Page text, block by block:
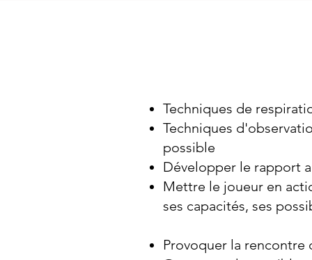
Techniques de
Techniques
possible
Développer le rapport
Mettre le joueur en
ses capacités, ses
Provoquer la